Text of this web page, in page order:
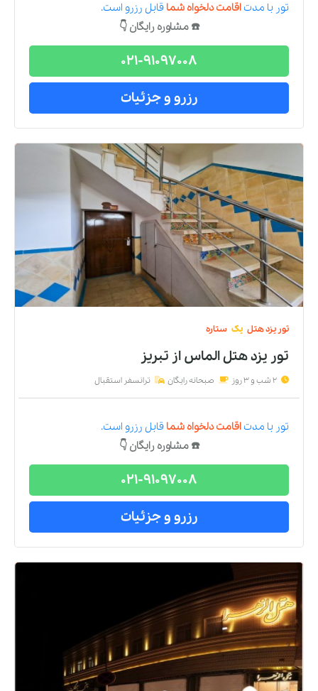
تور با مدتاقامت دلخواه شما قابل رزرو است.
☎️ مشاوره رایگان 👇
021-91097008
رزرو و جزئیات
تور یزدهتل یک ستاره
تور یزد هتل الماساز تبریز
2 شب و 3 روز صبحانه رایگان ترانسفر استقبال
تور با مدتاقامت دلخواه شما قابل رزرو است.
☎️ مشاوره رایگان 👇
021-91097008
رزرو و جزئیات